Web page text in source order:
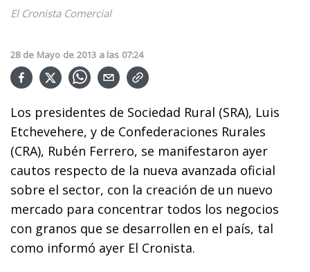
El Cronista Comercial
28 de Mayo de 2013 a las 07:24
Los presidentes de Sociedad Rural (SRA), Luis
Etchevehere, y de Confederaciones Rurales
(CRA), Rubén Ferrero, se manifestaron ayer
cautos respecto de la nueva avanzada oficial
sobre el sector, con la creación de un nuevo
mercado para concentrar todos los negocios
con granos que se desarrollen en el país, tal
como informó ayer El Cronista.